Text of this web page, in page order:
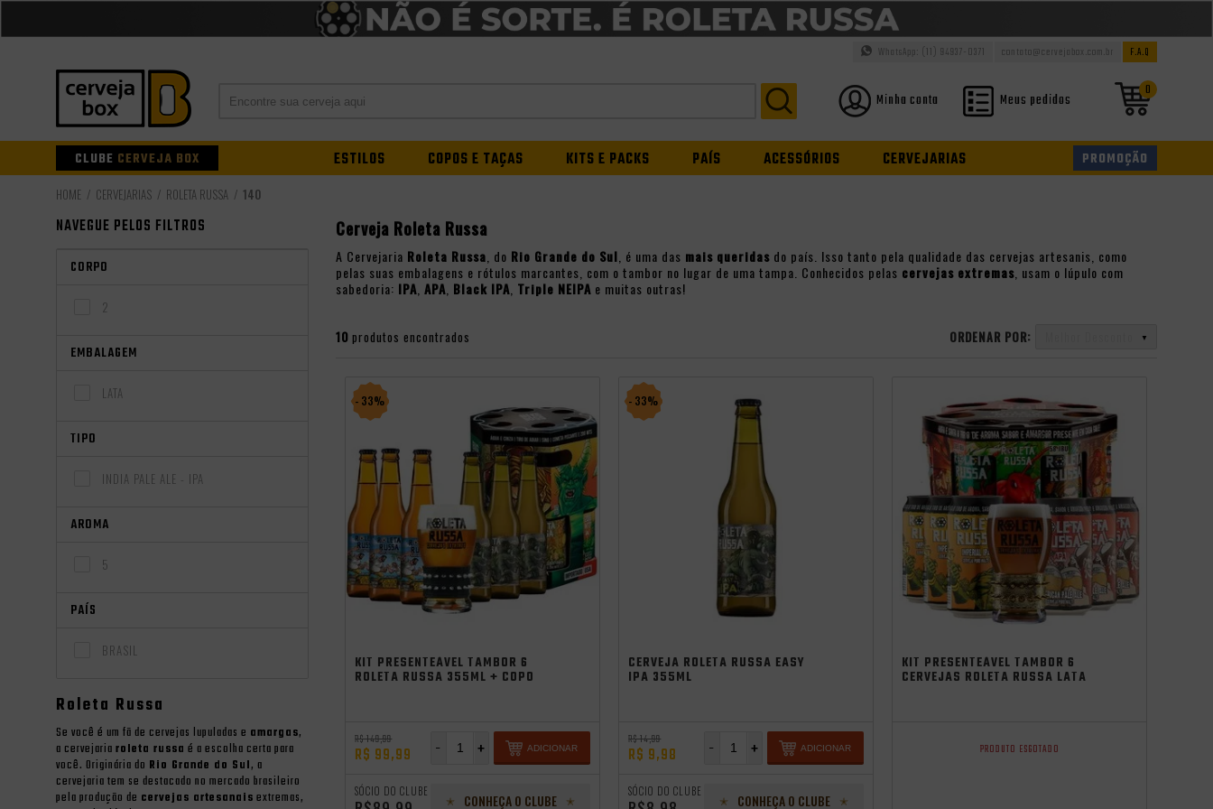
F.A.Q
contato@cervejabox.com.br
WhatsApp: (11) 94937-0371
0
Minha conta Meus pedidos
CLUBE CERVEJA BOX ESTILOS COPOS E TAÇAS KITS E PACKS PAÍS ACESSÓRIOS CERVEJARIAS PROMOÇÃO
CERVEJARIAS ROLETA RUSSA 140
NAVEGUE PELOS FILTROS
CORPO
2
EMBALAGEM
LATA
TIPO
INDIA PALE ALE - IPA
AROMA
5
PAÍS
BRASIL
Roleta Russa
Se você é um fã de cervejas lupuladas e amargas,
a cervejaria roleta russa é a escolha certa para
você. Originária do Rio Grande do Sul, a
cervejaria tem se destacado no mercado brasileiro
pela produção de cervejas artesanais extremas,
Cerveja Roleta Russa
A Cervejaria Roleta Russa , do Rio Grande do Sul , é uma das mais queridas do país. Isso tanto pela qualidade das cervejas artesanis, como
pelas suas embalagens e rótulos marcantes, com o tambor no lugar de uma tampa. Conhecidos pelas cervejas extremas , usam o lúpulo com
sabedoria: IPA APA Black IPA Triple NEIPA e muitas outras!
10 produtos encontrados ORDENAR POR:
- 33%
KIT PRESENTEÁVEL TAMBOR 6
ROLETA RUSSA 355ML + COPO
R$ 149,99
R$ 99,99 +
- ADICIONAR
SÓCIO DO CLUBE CONHEÇA O CLUBE
- 33%
CERVEJA ROLETA RUSSA EASY
IPA 355ML
R$ 14,99
R$ 9,98 +
- ADICIONAR
SÓCIO DO CLUBE CONHEÇA O CLUBE
KIT PRESENTEÁVEL TAMBOR 6
CERVEJAS ROLETA RUSSA LATA
PRODUTO ESGOTADO